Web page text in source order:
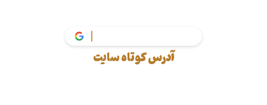
آدرس کوتاه سایت